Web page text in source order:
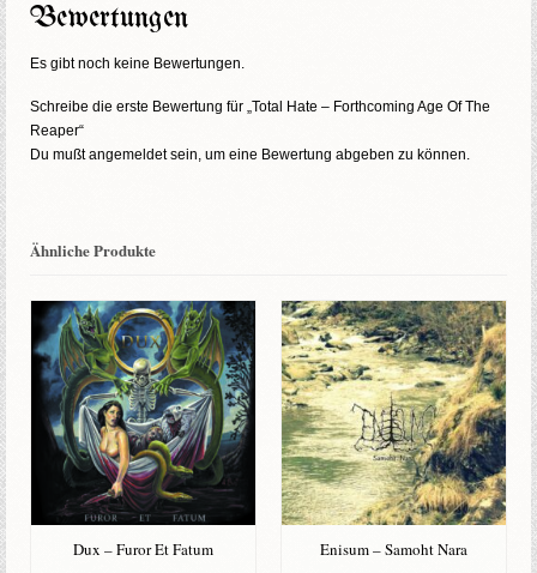
Bewertungen
Es gibt noch keine Bewertungen.
Schreibe die erste Bewertung für „Total Hate – Forthcoming Age Of The
Reaper“
Du mußtangemeldetsein, um eine Bewertung abgeben zu können.
Ähnliche Produkte
Dux – Furor Et Fatum Enisum – Samoht Nara